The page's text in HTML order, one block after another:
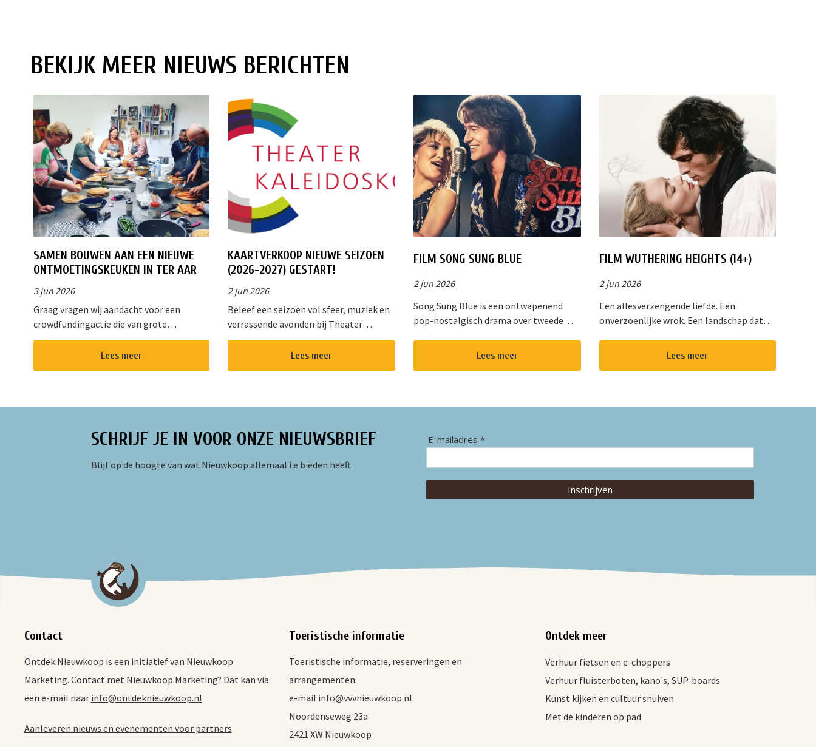
BEKIJK MEER NIEUWS BERICHTEN
SAMEN BOUWEN AAN EEN NIEUWE
ONTMOETINGSKEUKEN IN TER AAR
3 jun 2026
Graag vragen wij aandacht voor een
crowdfundingactie die van grote
betekenis is voor onze gemeenschap.
Stichting !Triggr en SPAN vormen samen
een multifunctioneel cultureel centrum
Lees meer
KAARTVERKOOP NIEUWE SEIZOEN
(2026-2027) GESTART!
2 jun 2026
Beleef een seizoen vol sfeer, muziek en
verrassende avonden bij Theater
Kaleidoskoop. Dit gezellige theater in
het hart van Nieuwkoop biedt een
gevarieerd programma voor jong en
Lees meer
FILM SONG SUNG BLUE
2 jun 2026
Song Sung Blue is een ontwapenend
pop-nostalgisch drama over tweede
helende vermogen van muziek. Van de
Lees meer
FILM WUTHERING HEIGHTS (14+)
2 jun 2026
Een allesverzengende liefde. Een
onverzoenlijke wrok. Een landschap dat
gedurfde en originele verfilming van de
Lees meer
SCHRIJF JE IN VOOR ONZE NIEUWSBRIEF
Blijf op de hoogte van wat Nieuwkoop allemaal te bieden heeft.
E-mailadres *
Inschrijven
Contact
Ontdek Nieuwkoop is een initiatief van Nieuwkoop
Marketing. Contact met Nieuwkoop Marketing? Dat kan via
een e-mail naar info@ontdeknieuwkoop.nl
Aanleveren nieuws en evenementen voor partners
Toeristische informatie
Toeristische informatie, reserveringen en
arrangementen:
e-mail info@vvvnieuwkoop.nl
Noordenseweg 23a
2421 XW Nieuwkoop
Ontdek meer
Verhuur fietsen en e-choppers
Verhuur fluisterboten, kano's, SUP-boards
Kunst kijken en cultuur snuiven
Met de kinderen op pad